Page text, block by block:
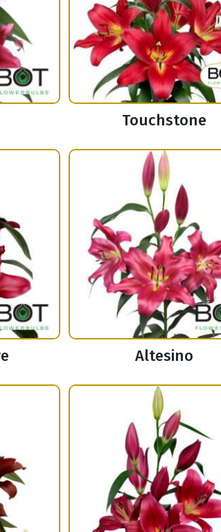
Touchstone
Altesino